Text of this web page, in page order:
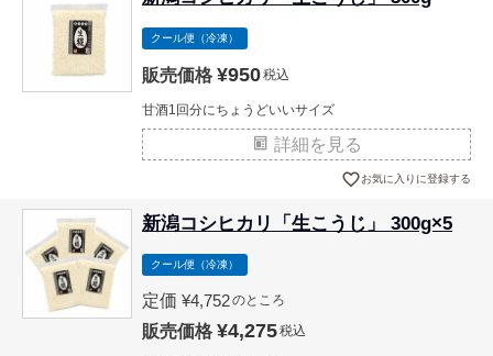
クール便（冷凍）
販売価格 ¥950税込
甘酒1回分にちょうどいいサイズ
詳細を見る
お気に入りに登録する
新潟コシヒカリ「生こうじ」 300g×5
クール便（冷凍）
定価 ¥4,752のところ
販売価格 ¥4,275税込